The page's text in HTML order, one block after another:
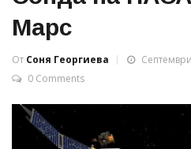
Марс
От Соня Георгиева
0 Comments